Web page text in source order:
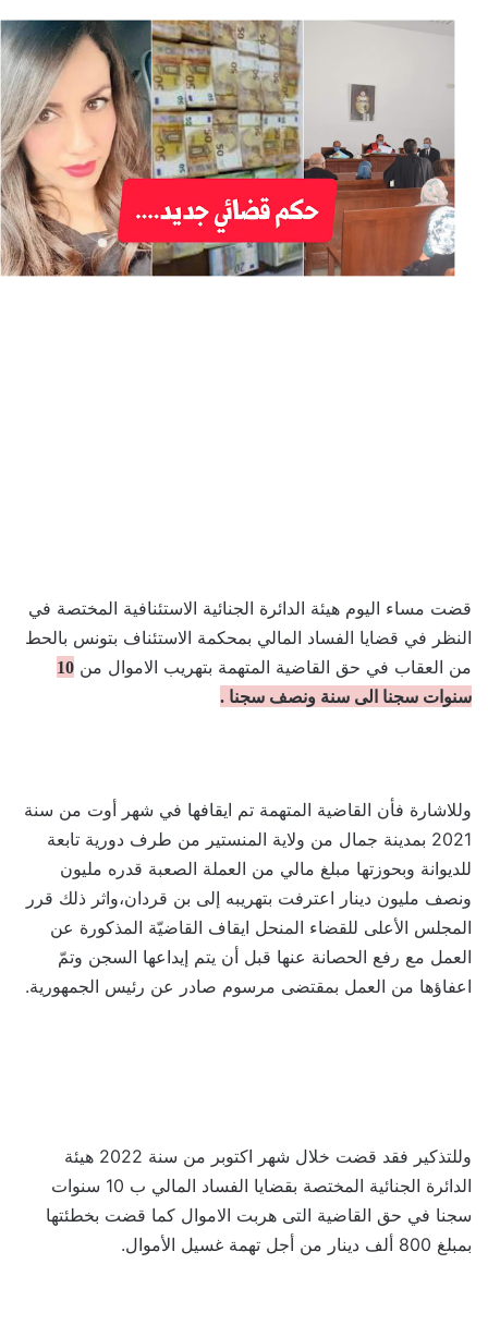
قضت مساء اليوم هيئة الدائرة الجنائية الاستئنافية المختصة في
النظر في قضايا الفساد المالي بمحكمة الاستئناف بتونس بالحط
من العقاب في حق القاضية المتهمة بتهريب الاموال من 10
سنوات سجنا الى سنة ونصف سجنا .
وللاشارة فأن القاضية المتهمة تم ايقافها في شهر أوت من سنة
2021 بمدينة جمال من ولاية المنستير من طرف دورية تابعة
للديوانة وبحوزتها مبلغ مالي من العملة الصعبة قدره مليون
ونصف مليون دينار اعترفت بتهريبه إلى بن قردان،واثر ذلك قرر
المجلس الأعلى للقضاء المنحل ايقاف القاضيّة المذكورة عن
العمل مع رفع الحصانة عنها قبل أن يتم إيداعها السجن وتمّ
اعفاؤها من العمل بمقتضى مرسوم صادر عن رئيس الجمهورية.
وللتذكير فقد قضت خلال شهر اكتوبر من سنة 2022 هيئة
الدائرة الجنائية المختصة بقضايا الفساد المالي ب 10 سنوات
سجنا في حق القاضية التى هربت الاموال كما قضت بخطئتها
بمبلغ 800 ألف دينار من أجل تهمة غسيل الأموال.